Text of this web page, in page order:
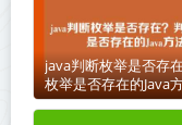
java判断枚举是否存
枚举是否存在的Java